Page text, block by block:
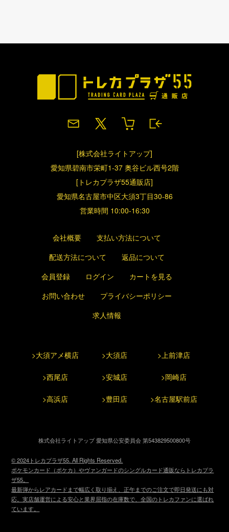
[株式会社ライトアップ]
愛知県碧南市栄町1-37 奥谷ビル西号2階
[トレカプラザ55通販店]
愛知県名古屋市中区大須3丁目30-86
営業時間 10:00-16:30
会社概要
支払い方法について
配送方法について
返品について
会員登録
ログイン
カートを見る
お問い合わせ
プライバシーポリシー
求人情報
>大須アメ横店 >大須店 >上前津店
>西尾店 >安城店 >岡崎店
>高浜店 >豊田店 >名古屋駅前店
株式会社ライトアップ 愛知県公安委員会 第543829500800号
© 2024トレカプラザ55. All Rights Reserved.
ポケモンカード（ポケカ）やヴァンガードのシングルカード通販ならトレカプラ
ザ55。
最新弾からレアカードまで幅広く取り揃え、正午までのご注文で即日発送にも対
応。実店舗運営による安心と業界屈指の在庫数で、全国のトレカファンに選ばれ
ています。